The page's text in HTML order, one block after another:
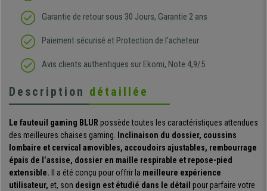
Garantie de retour sous 30 Jours, Garantie 2 ans
Paiement sécurisé et Protection de l'acheteur
Avis clients authentiques sur Ekomi, Note 4,9/5
Description détaillée
Le fauteuil gaming BLUR possède toutes les caractéristiques attendues
des meilleures chaises gaming. Inclinaison du dossier, coussins
lombaire et cervical amovibles, accoudoirs ajustables, rembourrage
épais de l’assise, dossier en maille respirable et repose-pied
extensible.
Il a été conçu pour offrir la meilleure expérience
utilisateur, et, son design est étudié dans le détail pour parfaire votre